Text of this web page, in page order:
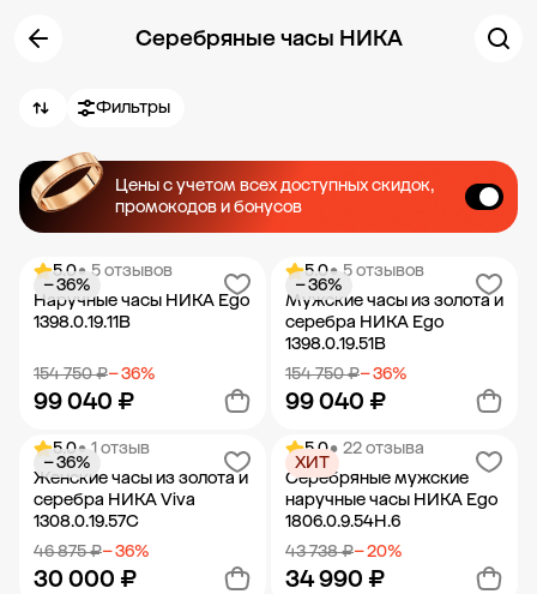
Серебряные часы НИКА
Фильтры
Цены с учетом всех доступных скидок,
промокодов и бонусов
5.0• 5 отзывов
Наручные часы НИКА Ego
1398.0.19.11B
154 750 ₽− 36%
99 040 ₽
− 36%
Добавить в корзину
5.0• 5 отзывов
Мужские часы из золота и
серебра НИКА Ego
1398.0.19.51B
154 750 ₽− 36%
99 040 ₽
− 36%
Добавить в корзину
5.0• 1 отзыв
Женские часы из золота и
серебра НИКА Viva
1308.0.19.57C
46 875 ₽− 36%
30 000 ₽
− 36%
5.0• 22 отзыва
Серебряные мужские
наручные часы НИКА Ego
1806.0.9.54H.6
43 738 ₽− 20%
34 990 ₽
ХИТ